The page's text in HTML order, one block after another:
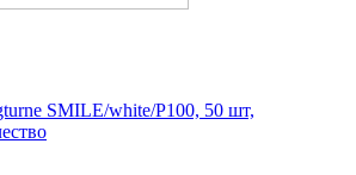
SMILE/white/P100, 50 шт,